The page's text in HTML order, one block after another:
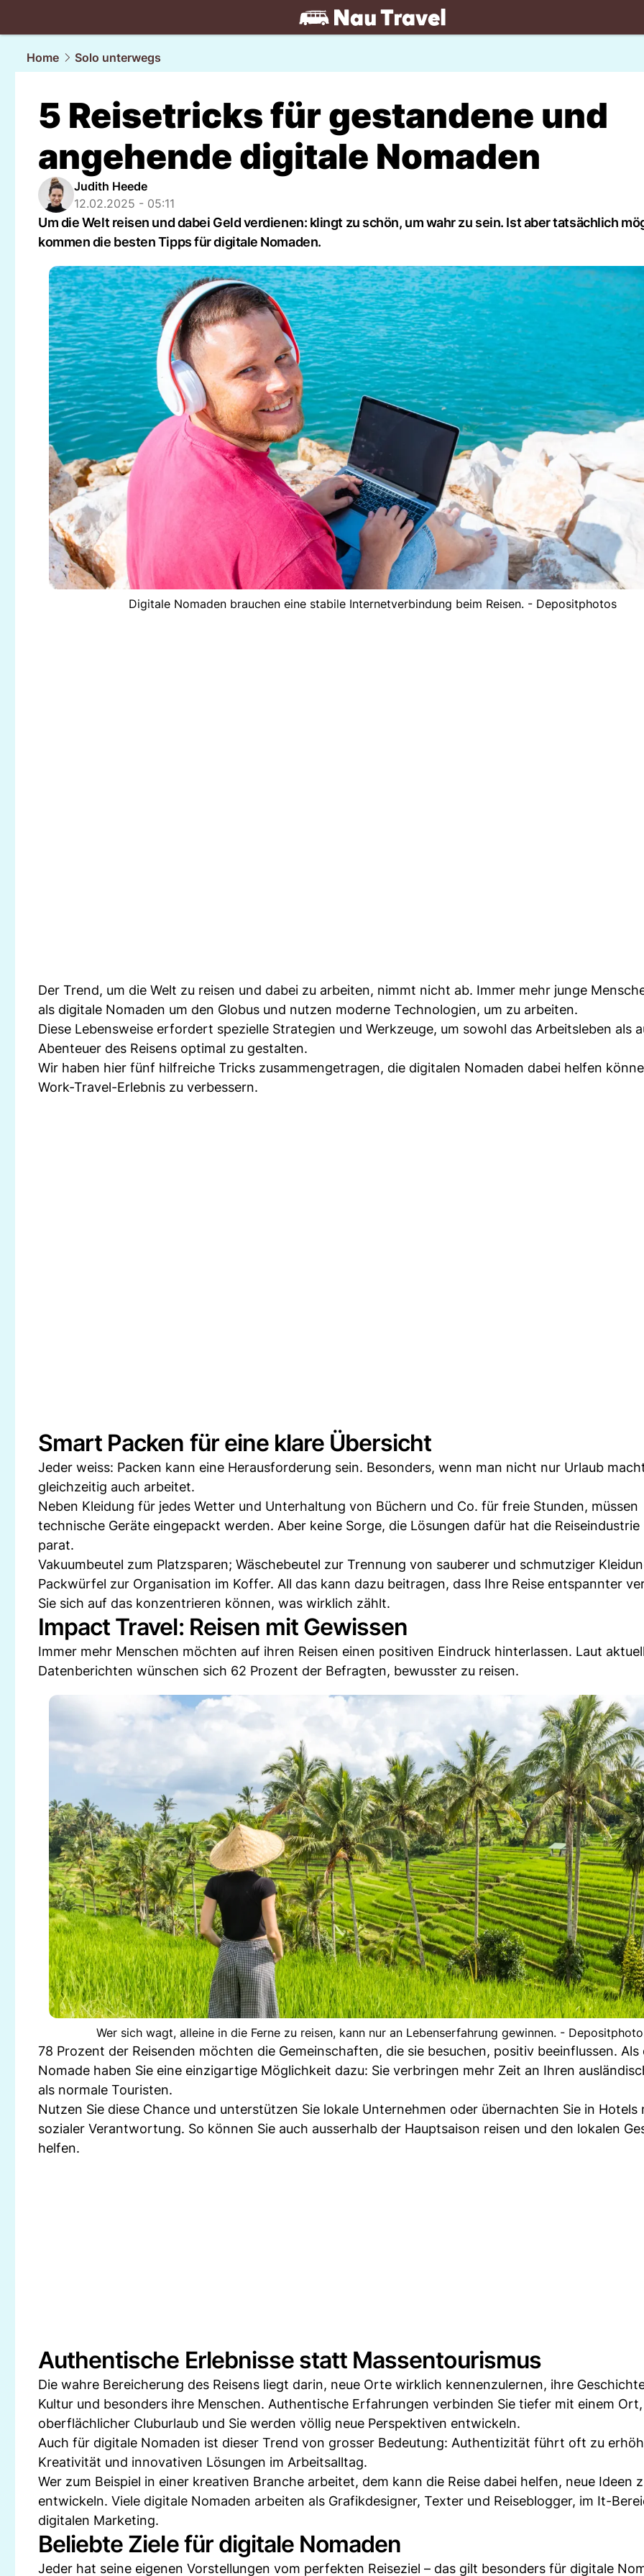
travel.NAU.ch
Home
Solo unterwegs
5 Reisetricks für gestandene und
angehende digitale Nomaden
Judith Heede
12.02.2025 - 05:11
Um die Welt reisen und dabei Geld verdienen: klingt zu schön, um wahr zu sein. Ist aber tatsächlich
kommen die besten Tipps für digitale Nomaden.
Digitale Nomaden brauchen eine stabile Internetverbindung beim Reisen. - Depositphotos
Der Trend, um die Welt zu reisen und dabei zu arbeiten, nimmt nicht ab. Immer mehr junge
als digitale Nomaden um den Globus und nutzen moderne Technologien, um zu arbeiten.
Diese Lebensweise erfordert spezielle Strategien und Werkzeuge, um sowohl das Arbeitsleben als
Abenteuer des Reisens optimal zu gestalten.
Wir haben hier fünf hilfreiche Tricks zusammengetragen, die digitalen Nomaden dabei helfen
Work-Travel-Erlebnis zu verbessern.
Smart Packen für eine klare Übersicht
Jeder weiss: Packen kann eine Herausforderung sein. Besonders, wenn man nicht nur Urlaub
gleichzeitig auch arbeitet.
Neben Kleidung für jedes Wetter und Unterhaltung von Büchern und Co. für freie Stunden, müssen
technische Geräte eingepackt werden. Aber keine Sorge, die Lösungen dafür hat die Reiseindustrie
parat.
Vakuumbeutel zum Platzsparen; Wäschebeutel zur Trennung von sauberer und schmutziger
Packwürfel zur Organisation im Koffer. All das kann dazu beitragen, dass Ihre Reise entspannter
Sie sich auf das konzentrieren können, was wirklich zählt.
Impact Travel: Reisen mit Gewissen
Immer mehr Menschen möchten auf ihren Reisen einen positiven Eindruck hinterlassen. Laut
Datenberichten wünschen sich 62 Prozent der Befragten, bewusster zu reisen.
Wer sich wagt, alleine in die Ferne zu reisen, kann nur an Lebenserfahrung gewinnen. -
78 Prozent der Reisenden möchten die Gemeinschaften, die sie besuchen, positiv beeinflussen. Als
Nomade haben Sie eine einzigartige Möglichkeit dazu: Sie verbringen mehr Zeit an Ihren
als normale Touristen.
Nutzen Sie diese Chance und unterstützen Sie lokale Unternehmen oder übernachten Sie in Hotels
sozialer Verantwortung. So können Sie auch ausserhalb der Hauptsaison reisen und den lokalen
helfen.
Authentische Erlebnisse statt Massentourismus
Die wahre Bereicherung des Reisens liegt darin, neue Orte wirklich kennenzulernen, ihre
Kultur und besonders ihre Menschen. Authentische Erfahrungen verbinden Sie tiefer mit einem
oberflächlicher Cluburlaub und Sie werden völlig neue Perspektiven entwickeln.
Auch für digitale Nomaden ist dieser Trend von grosser Bedeutung: Authentizität führt oft zu
Kreativität und innovativen Lösungen im Arbeitsalltag.
Wer zum Beispiel in einer kreativen Branche arbeitet, dem kann die Reise dabei helfen, neue Ideen
entwickeln. Viele digitale Nomaden arbeiten als Grafikdesigner, Texter und Reiseblogger, im It-
digitalen Marketing.
Beliebte Ziele für digitale Nomaden
Jeder hat seine eigenen Vorstellungen vom perfekten Reiseziel – das gilt besonders für digitale